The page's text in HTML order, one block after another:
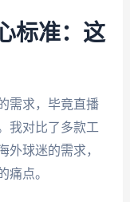
标准：这
需求，毕竟直播
我对比了多款工
外球迷的需求，
痛点。